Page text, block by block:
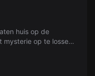
huis op de
mysterie op te lossen